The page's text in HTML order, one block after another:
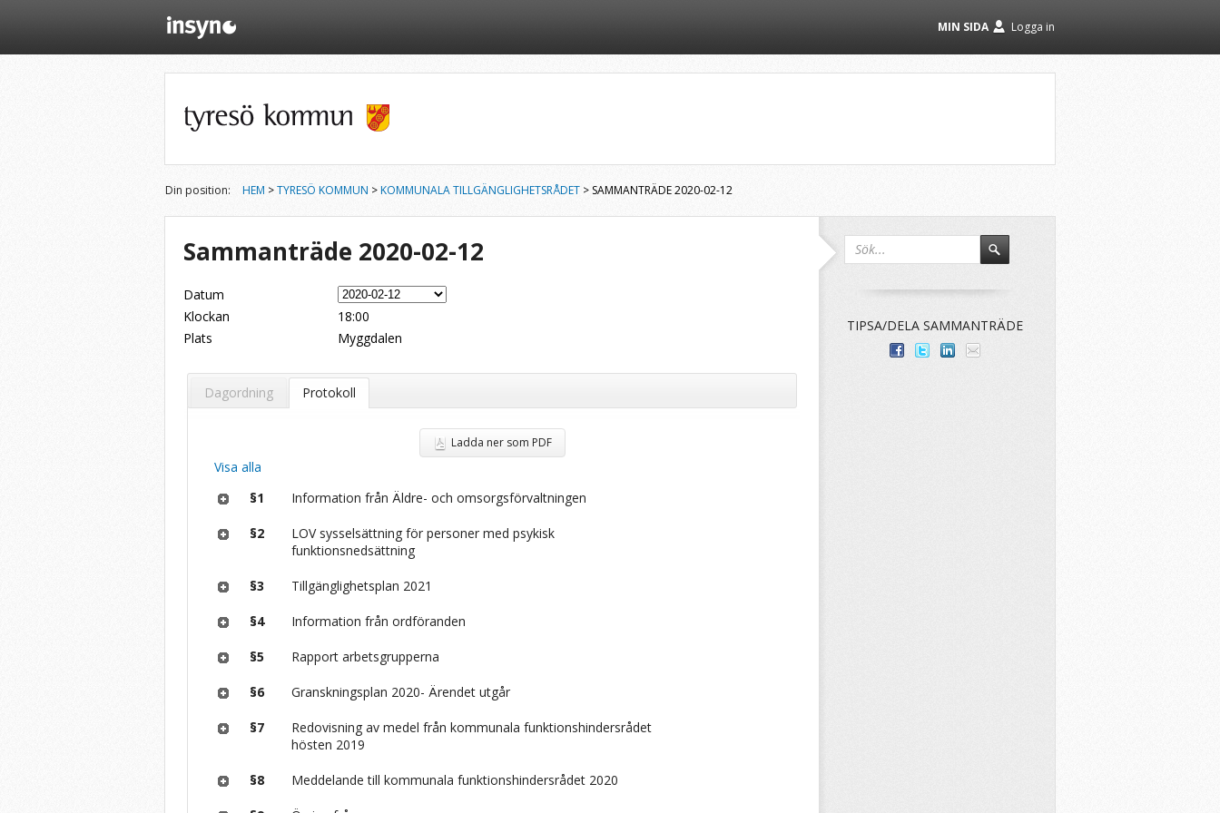
Logga in
MIN SIDA
Din position: HEM >TYRESÖ KOMMUN >KOMMUNALA TILLGÄNGLIGHETSRÅDET > SAMMANTRÄDE 2020-02-12
Sammanträde 2020-02-12
Datum
Klockan
18:00
Plats
Myggdalen
Dagordning Protokoll
Ladda ner som PDF
Visa alla
§1
Information från Äldre- och omsorgsförvaltningen
§2
LOV sysselsättning för personer med psykisk
funktionsnedsättning
§3 Tillgänglighetsplan 2021
§4 Information från ordföranden
§5 Rapport arbetsgrupperna
§6 Granskningsplan 2020- Ärendet utgår
§7
Redovisning av medel från kommunala funktionshindersrådet
hösten 2019
§8 Meddelande till kommunala funktionshindersrådet 2020
TIPSA/DELA SAMMANTRÄDE